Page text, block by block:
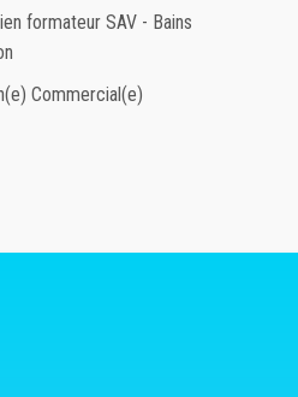
formateur SAV - Bains
Commercial(e)